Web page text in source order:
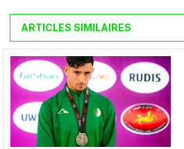
ARTICLES SIMILAIRES